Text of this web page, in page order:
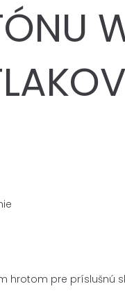
hrotom pre príslušnú